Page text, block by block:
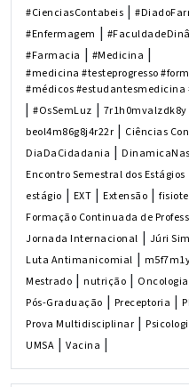
#CienciasContabeis |
#Enfermagem |
#Farmacia | #Medicina |
#medicina #testeprogresso
#médicos #estudantesmedicina
| #OsSemLuz | 7r1h0mvalzdk8y
beol4m86g8j4r22r | Ciências
DiaDaCidadania |
Encontro Semestral dos Estágios
estágio | EXT | Extensão |
Formação Continuada de
Jornada Internacional | Júri
Luta Antimanicomial |
Mestrado | nutrição | Oncologia
Pós-Graduação | Preceptoria |
Prova Multidisciplinar |
UMSA | Vacina |